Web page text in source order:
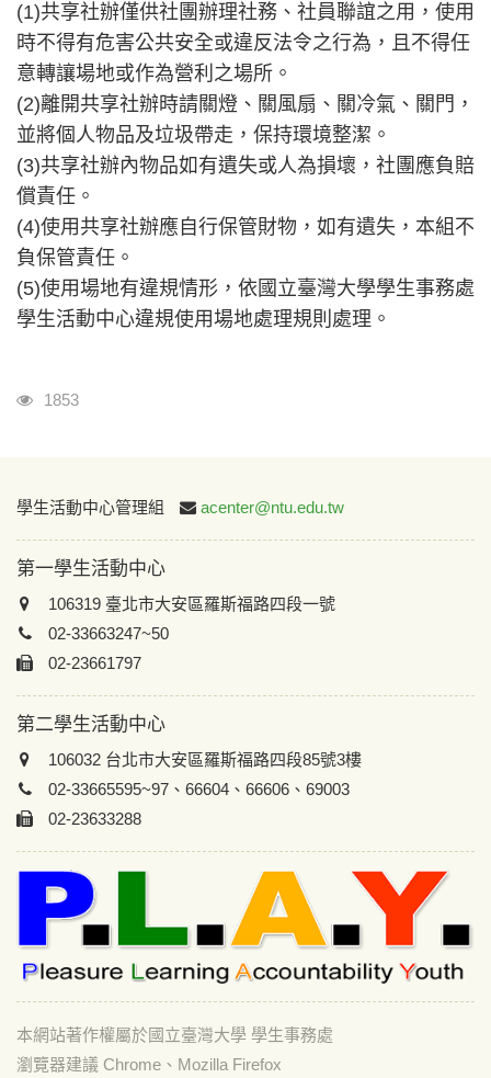
(1)共享社辦僅供社團辦理社務、社員聯誼之用，使用
時不得有危害公共安全或違反法令之行為，且不得任
意轉讓場地或作為營利之場所。
(2)離開共享社辦時請關燈、關風扇、關冷氣、關門，
並將個人物品及垃圾帶走，保持環境整潔。
(3)共享社辦內物品如有遺失或人為損壞，社團應負賠
償責任。
(4)使用共享社辦應自行保管財物，如有遺失，本組不
負保管責任。
(5)使用場地有違規情形，依國立臺灣大學學生事務處
學生活動中心違規使用場地處理規則處理。
瀏覽人次
1853
:::
學生活動中心管理組 acenter@ntu.edu.tw
第一學生活動中心
106319 臺北市大安區羅斯福路四段一號
02-33663247~50
02-23661797
第二學生活動中心
106032 台北市大安區羅斯福路四段85號3樓
02-33665595~97、66604、66606、69003
02-23633288
本網站著作權屬於國立臺灣大學 學生事務處
瀏覽器建議 Chrome、Mozilla Firefox